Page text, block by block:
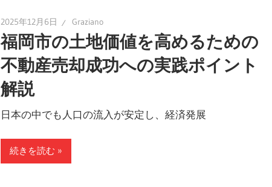
2025年12月6日 Graziano
福岡市の土地価値を高めるための
不動産売却成功への実践ポイント
解説
日本の中でも人口の流入が安定し、経済発展
続きを読む